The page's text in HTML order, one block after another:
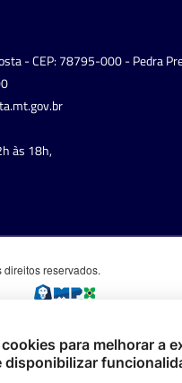
- CEP: 78795-000 - Pedra
às 18h,
direitos reservados.
para melhorar a
disponibilizar